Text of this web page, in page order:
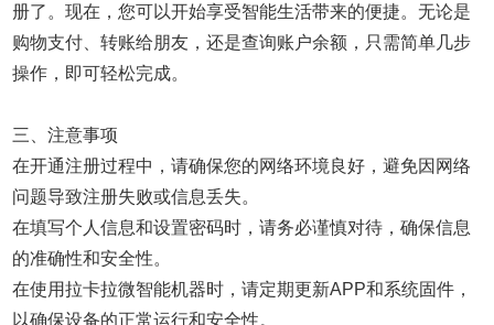
册了。现在，您可以开始享受智能生活带来的便捷。无论是
购物支付、转账给朋友，还是查询账户余额，只需简单几步
操作，即可轻松完成。
三、注意事项
在开通注册过程中，请确保您的网络环境良好，避免因网络
问题导致注册失败或信息丢失。
在填写个人信息和设置密码时，请务必谨慎对待，确保信息
的准确性和安全性。
在使用拉卡拉微智能机器时，请定期更新APP和系统固件，
以确保设备的正常运行和安全性。